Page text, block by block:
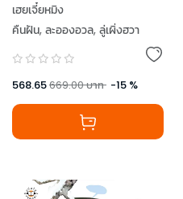
เฮยเจี๋ยหมิง
คืนฝัน, ละอองอวล, ลู่เผิ่งฮวา
568.65669.00บาท -15 %